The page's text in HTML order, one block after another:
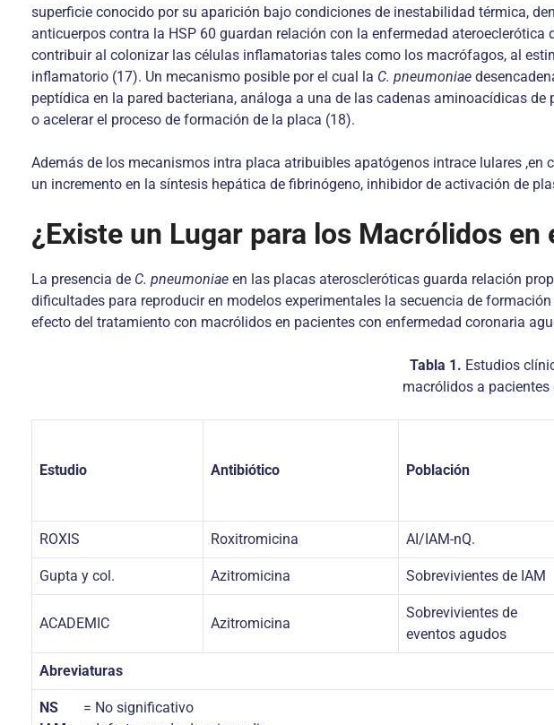
superficie conocido por su aparición bajo condiciones de inestabilidad térmica,
anticuerpos contra la HSP 60 guardan relación con la enfermedad ateroeclerótica
contribuir al colonizar las células inflamatorias tales como los macrófagos, al
inflamatorio (17). Un mecanismo posible por el cual la C. pneumoniae
peptídica en la pared bacteriana, análoga a una de las cadenas aminoacídicas
o acelerar el proceso de formación de la placa (18).
Además de los mecanismos intra placa atribuibles apatógenos intrace lulares
un incremento en la síntesis hepática de fibrinógeno, inhibidor de activación de
¿Existe un Lugar para los Macrólidos
La presencia de C. pneumoniae en las placas ateroscleróticas guarda relación
dificultades para reproducir en modelos experimentales la secuencia de
efecto del tratamiento con macrólidos en pacientes con enfermedad coronaria
Tabla 1. Estudios
macrólidos a
Estudio Antibiótico Población
ROXIS Roxitromicina AI/IAM-nQ.
Gupta y col. Azitromicina Sobrevivientes de IAM
ACADEMIC Azitromicina
Sobrevivientes de
eventos agudos
Abreviaturas
NS = No significativo